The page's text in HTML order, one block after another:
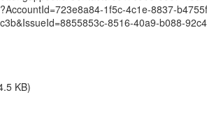
1f5c-4c1e-8837-
8516-40a9-b088-
KB)